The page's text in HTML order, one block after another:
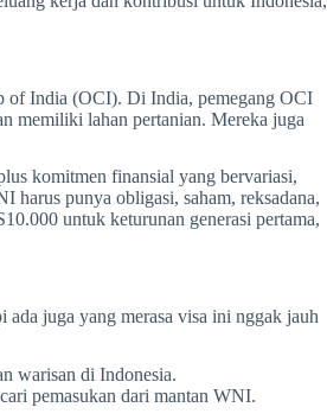
of India (OCI). Di India, pemegang OCI
memiliki lahan pertanian. Mereka juga
komitmen finansial yang bervariasi,
harus punya obligasi, saham, reksadana,
untuk keturunan generasi pertama,
juga yang merasa visa ini nggak jauh
warisan di Indonesia.
pemasukan dari mantan WNI.